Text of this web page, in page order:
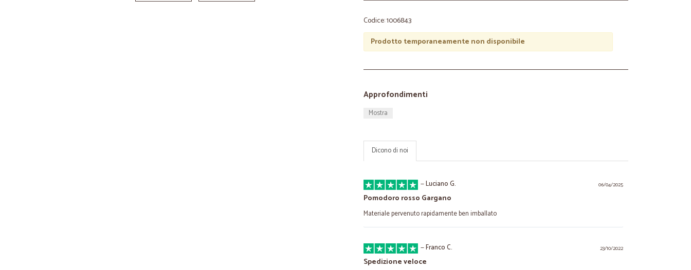
Codice: 1006843
Prodotto temporaneamente non disponibile
Approfondimenti
Mostra
Dicono di noi
06/04/2025
—Luciano G.
Pomodoro rosso Gargano
Materiale pervenuto rapidamente ben imballato
23/10/2022
—Franco C.
Spedizione veloce